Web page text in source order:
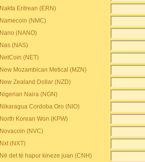
Nakfa Eritrean (ERN)
Namecoin (NMC)
Nano (NANO)
Nas (NAS)
NetCoin (NET)
New Mozambican Metical (MZN)
New Zealand Dollar (NZD)
Nigerian Naira (NGN)
Nikaragua Cordoba Oro (NIO)
North Korean Won (KPW)
Novacoin (NVC)
Nxt (NXT)
Në det të hapur kineze juan (CNH)